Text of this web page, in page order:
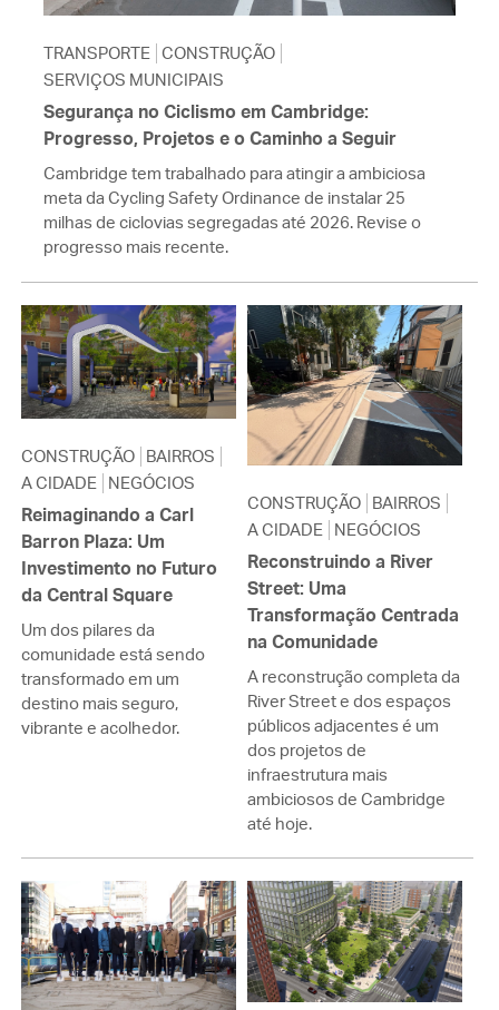
TRANSPORTE CONSTRUÇÃO
SERVIÇOS MUNICIPAIS
Segurança no Ciclismo em Cambridge:
Progresso, Projetos e o Caminho a Seguir
Cambridge tem trabalhado para atingir a ambiciosa
meta da Cycling Safety Ordinance de instalar 25
milhas de ciclovias segregadas até 2026. Revise o
progresso mais recente.
CONSTRUÇÃO BAIRROS
A CIDADE NEGÓCIOS
Reimaginando a Carl
Barron Plaza: Um
Investimento no Futuro
da Central Square
Um dos pilares da
comunidade está sendo
transformado em um
destino mais seguro,
vibrante e acolhedor.
CONSTRUÇÃO BAIRROS
A CIDADE NEGÓCIOS
Reconstruindo a River
Street: Uma
Transformação Centrada
na Comunidade
A reconstrução completa da
River Street e dos espaços
públicos adjacentes é um
dos projetos de
infraestrutura mais
ambiciosos de Cambridge
até hoje.